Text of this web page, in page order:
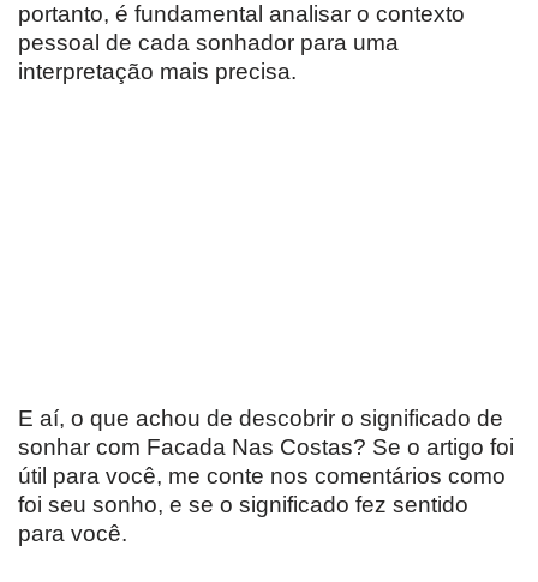
portanto, é fundamental analisar o contexto
pessoal de cada sonhador para uma
interpretação mais precisa.
E aí, o que achou de descobrir o significado de
sonhar com Facada Nas Costas? Se o artigo foi
útil para você, me conte nos comentários como
foi seu sonho, e se o significado fez sentido
para você.